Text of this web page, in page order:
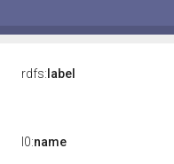
rdfs: label
l0:name